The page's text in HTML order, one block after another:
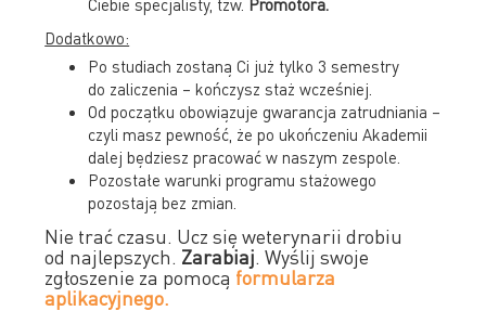
Dodatkowo:
Po studiach zostaną Ci już tylko 3 semestry
do zaliczenia – kończysz staż wcześniej.
Od początku obowiązuje gwarancja zatrudniania –
czyli masz pewność, że po ukończeniu Akademii
dalej będziesz pracować w naszym zespole.
Pozostałe warunki programu stażowego
pozostają bez zmian.
Nie trać czasu. Ucz się weterynarii drobiu
od najlepszych. Zarabiaj. Wyślij swoje
zgłoszenie za pomocą formularza
aplikacyjnego.